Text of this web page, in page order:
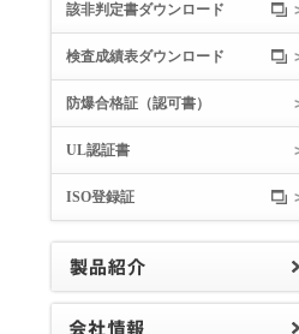
該非判定書ダウンロード
検査成績表ダウンロード
防爆合格証（認可書）
UL認証書
ISO登録証